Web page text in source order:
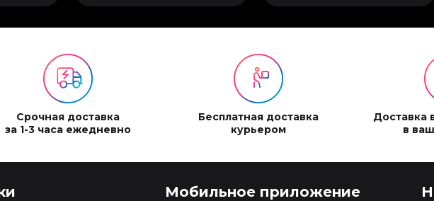
Срочная доставка
за 1-3 часа ежедневно
Бесплатная доставка
курьером
Доставка
в
Мобильное приложение